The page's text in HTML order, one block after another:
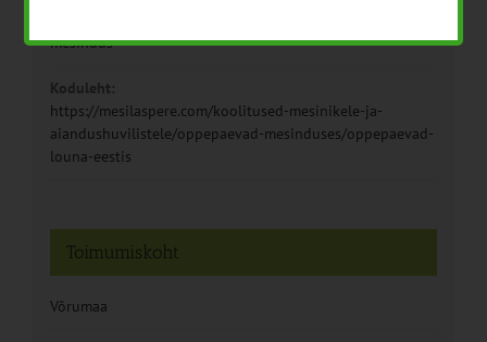
mesindus
Koduleht:
https://mesilaspere.com/koolitused-mesinikele-ja-
aiandushuvilistele/oppepaevad-mesinduses/oppepaevad-
louna-eestis
Toimumiskoht
Võrumaa